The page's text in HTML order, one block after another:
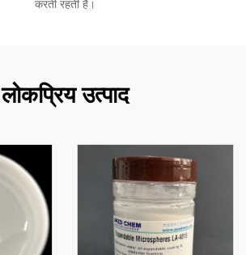
करती रहती है।
लोकप्रिय उत्पाद